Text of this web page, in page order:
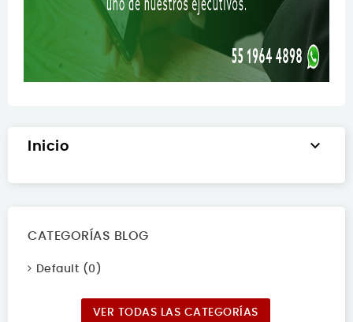
Inicio 
CATEGORÍAS BLOG
Default (0)
VER TODAS LAS CATEGORÍAS